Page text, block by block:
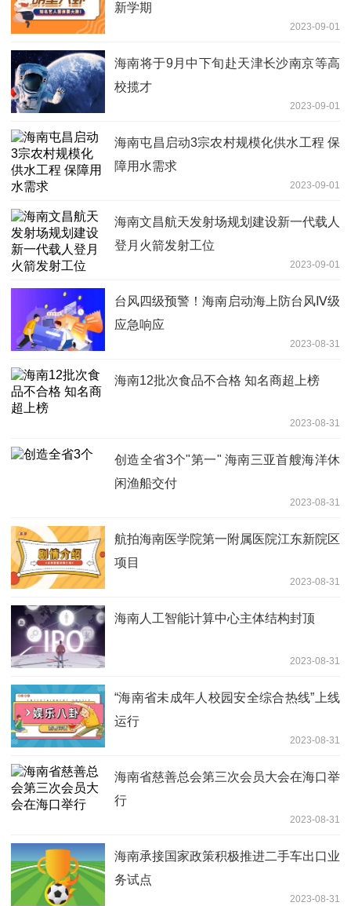
新学期
2023-09-01
海南将于9月中下旬赴天津长沙南京等高
校揽才
2023-09-01
海南屯昌启动3宗农村规模化供水工程 保
障用水需求
2023-09-01
海南文昌航天发射场规划建设新一代载人
登月火箭发射工位
2023-09-01
台风四级预警！海南启动海上防台风Ⅳ级
应急响应
2023-08-31
海南12批次食品不合格 知名商超上榜
2023-08-31
创造全省3个"第一" 海南三亚首艘海洋休
闲渔船交付
2023-08-31
航拍海南医学院第一附属医院江东新院区
项目
2023-08-31
海南人工智能计算中心主体结构封顶
2023-08-31
“海南省未成年人校园安全综合热线”上线
运行
2023-08-31
海南省慈善总会第三次会员大会在海口举
行
2023-08-31
海南承接国家政策积极推进二手车出口业
务试点
2023-08-31